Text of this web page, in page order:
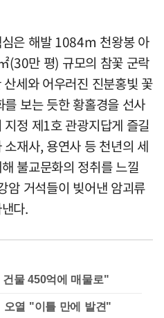
은 해발 1084m 천왕봉 아
(30만 평) 규모의 참꽃 군락
세와 어우러진 진분홍빛 꽃
보는 듯한 황홀경을 선사
정 제1호 관광지답게 즐길
재사, 용연사 등 천년의 세
불교문화의 정취를 느낄
암 거석들이 빚어낸 암괴류
다.
물 450억에 매물로"
오열 "이틀 만에 발견"